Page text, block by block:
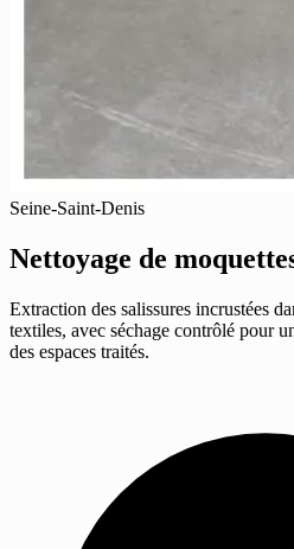
Seine-Saint-Denis
Nettoyage de
Extraction des salissures incrustées
textiles, avec séchage contrôlé pour
des espaces traités.